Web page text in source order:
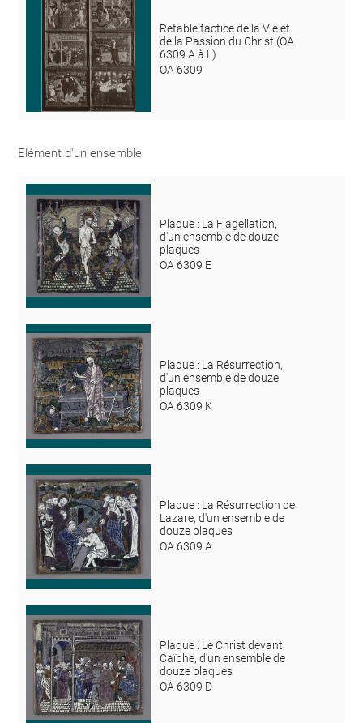
Retable factice de la Vie et
de la Passion du Christ (OA
6309 A à L)
OA 6309
Elément d'un ensemble
Plaque : La Flagellation,
d'un ensemble de douze
plaques
OA 6309 E
Plaque : La Résurrection,
d'un ensemble de douze
plaques
OA 6309 K
Plaque : La Résurrection de
Lazare, d'un ensemble de
douze plaques
OA 6309 A
Plaque : Le Christ devant
Caïphe, d'un ensemble de
douze plaques
OA 6309 D